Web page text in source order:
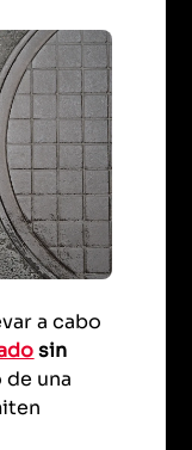
a cabo
sin
una